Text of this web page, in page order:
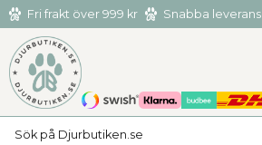
Meny
Fri frakt över 999 kr
Snabba
Hämta och returnera i butiken i Tumba